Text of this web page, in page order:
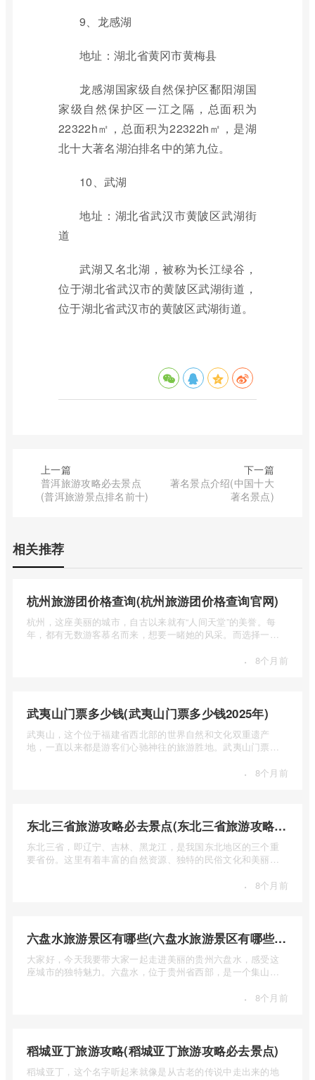
9、龙感湖
地址：湖北省黄冈市黄梅县
龙感湖国家级自然保护区鄱阳湖国
家级自然保护区一江之隔，总面积为
22322h㎡，总面积为22322h㎡，是湖
北十大著名湖泊排名中的第九位。
10、武湖
地址：湖北省武汉市黄陂区武湖街
道
武湖又名北湖，被称为长江绿谷，
位于湖北省武汉市的黄陂区武湖街道，
位于湖北省武汉市的黄陂区武湖街道。
上一篇
普洱旅游攻略必去景点
(普洱旅游景点排名前十)
下一篇
著名景点介绍(中国十大
著名景点)
相关推荐
杭州旅游团价格查询(杭州旅游团价格查询官网)
杭州，这座美丽的城市，自古以来就有“人间天堂”的美誉。每
年，都有无数游客慕名而来，想要一睹她的风采。而选择一个
· 8个月前
武夷山门票多少钱(武夷山门票多少钱2025年)
武夷山，这个位于福建省西北部的世界自然和文化双重遗产
地，一直以来都是游客们心驰神往的旅游胜地。武夷山门票多
· 8个月前
东北三省旅游攻略必去景点(东北三省旅游攻略必去景点视频介绍)
东北三省，即辽宁、吉林、黑龙江，是我国东北地区的三个重
要省份。这里有着丰富的自然资源、独特的民俗文化和美丽的
· 8个月前
六盘水旅游景区有哪些(六盘水旅游景区有哪些景点值得去)
大家好，今天我要带大家一起走进美丽的贵州六盘水，感受这
座城市的独特魅力。六盘水，位于贵州省西部，是一个集山水
· 8个月前
稻城亚丁旅游攻略(稻城亚丁旅游攻略必去景点)
稻城亚丁，这个名字听起来就像是从古老的传说中走出来的地